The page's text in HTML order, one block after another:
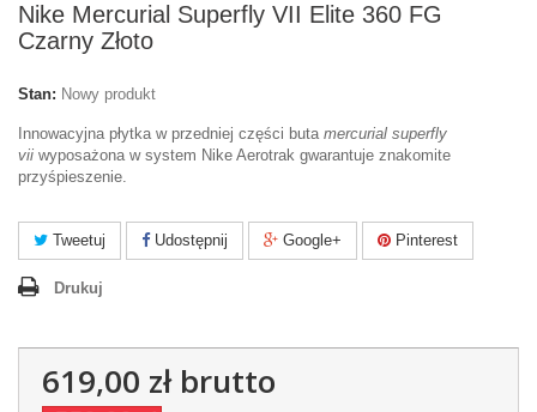
Nike Mercurial Superfly VII Elite 360 FG
Czarny Złoto
Stan: Nowy produkt
Innowacyjna płytka w przedniej części buta mercurial superfly
vii wyposażona w system Nike Aerotrak gwarantuje znakomite
przyśpieszenie.
Tweetuj Udostępnij Google+ Pinterest
Drukuj
619,00 złbrutto